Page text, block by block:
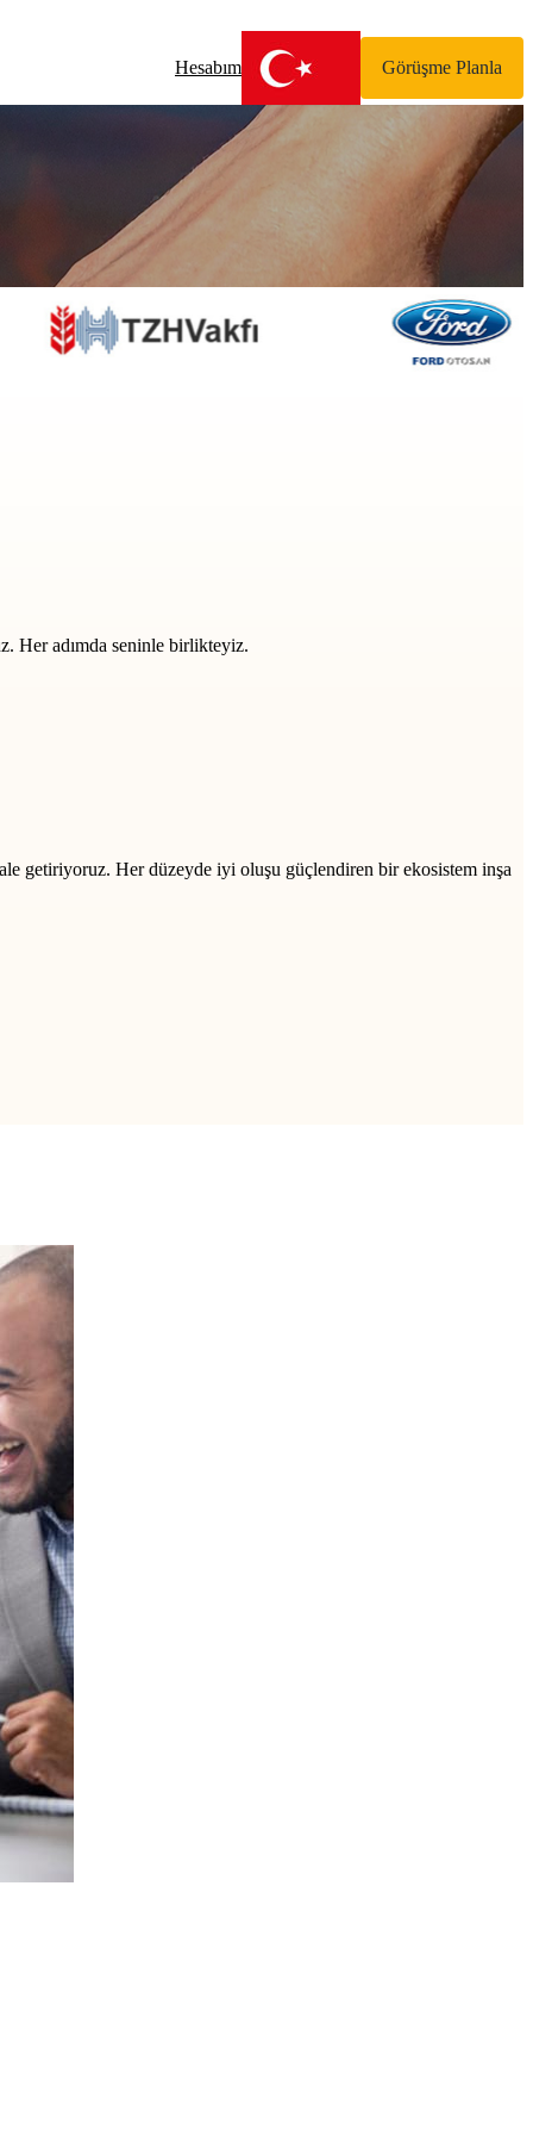
Hesabım Görüşme Planla
Her adımda seninle birlikteyiz.
getiriyoruz. Her düzeyde iyi oluşu güçlendiren bir ekosistem inşa